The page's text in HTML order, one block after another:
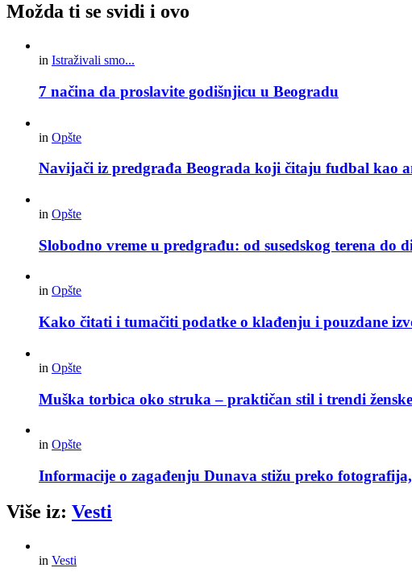
Možda ti se svidi i ovo
in Istraživali smo...
7 načina da proslavite godišnjicu u Beogradu
in Opšte
Navijači iz predgrađa Beograda koji čitaju fudbal kao
in Opšte
Slobodno vreme u predgrađu: od susedskog terena do
in Opšte
Kako čitati i tumačiti podatke o klađenju i pouzdane
in Opšte
Muška torbica oko struka – praktičan stil i trendi
in Opšte
Informacije o zagađenju Dunava stižu preko
Više iz: Vesti
in Vesti